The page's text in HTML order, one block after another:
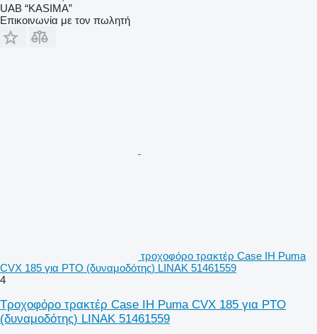
UAB “KASIMA”
Επικοινωνία με τον πωλητή
τροχοφόρο τρακτέρ Case IH Puma
CVX 185 για PTO (δυναμοδότης) LINAK 51461559
4
Τροχοφόρο τρακτέρ Case IH Puma CVX 185 για PTO
(δυναμοδότης) LINAK 51461559